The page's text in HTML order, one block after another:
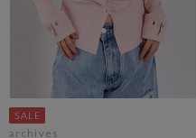
archives